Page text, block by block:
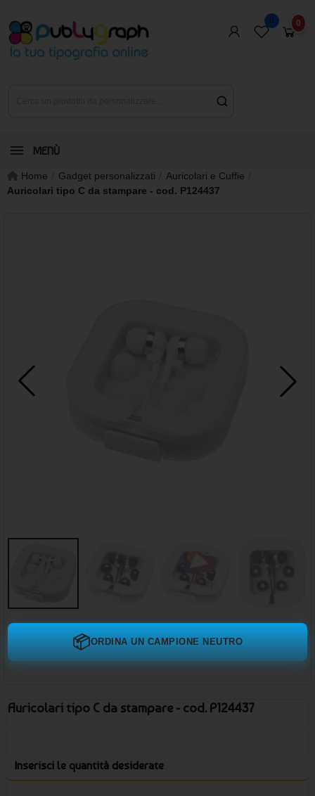
0 0
MENÙ
Home Gadget personalizzati
Auricolari e Cuffie
Auricolari tipo C da stampare - cod. P124437
📦ORDINA UN CAMPIONE NEUTRO
Auricolari tipo C da stampare - cod. P124437
Inserisci le quantità desiderate